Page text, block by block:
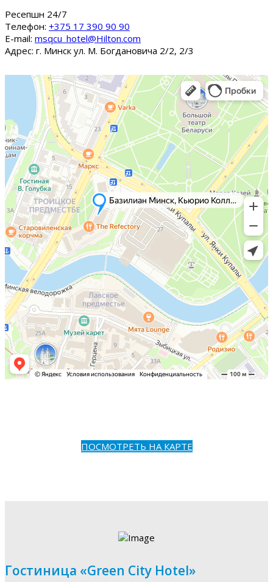
Ресепшн 24/7
Tелефон: +375 17 390 90 90
E-mail: msqcu_hotel@Hilton.com
Адрес: г. Минск ул. М. Богдановича 2/2, 2/3
ПОСМОТРЕТЬ НА КАРТЕ
Гостиница «Green City Hotel»